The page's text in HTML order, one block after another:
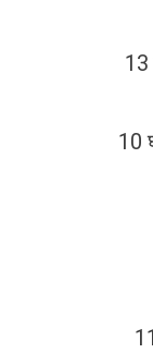
10